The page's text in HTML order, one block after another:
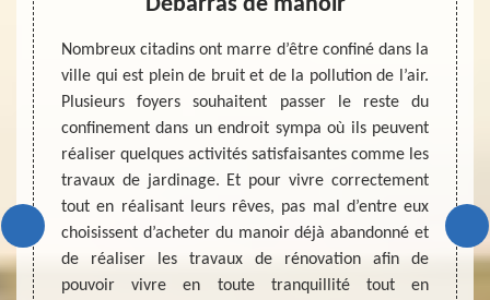
que
à
les
aussi
vous
à
MD
Nombreux citadins ont marre d’être confiné dans la
ville qui est plein de bruit et de la pollution de l’air.
Plusieurs foyers souhaitent passer le reste du
confinement dans un endroit sympa où ils peuvent
réaliser quelques activités satisfaisantes comme les
travaux de jardinage. Et pour vivre correctement
tout en réalisant leurs rêves, pas mal d’entre eux
choisissent d’acheter du manoir déjà abandonné et
de réaliser les travaux de rénovation afin de
pouvoir vivre en toute tranquillité tout en
Un
mise
de
de
et
bon